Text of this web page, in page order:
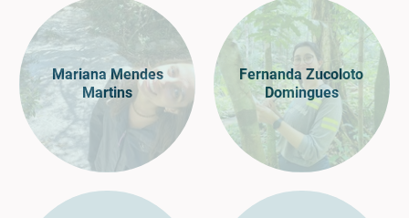
Mariana Mendes
Martins
Fernanda Zucoloto
Domingues